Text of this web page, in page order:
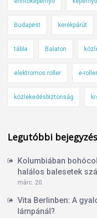
Budapest kerékpárút
tábla Balaton
elektromos roller e-roller
közlekedésbiztonság
Legutóbbi
Kolumbiában
halálos balesetek
márc. 20.
Vita Berlinben: A
lámpánál?